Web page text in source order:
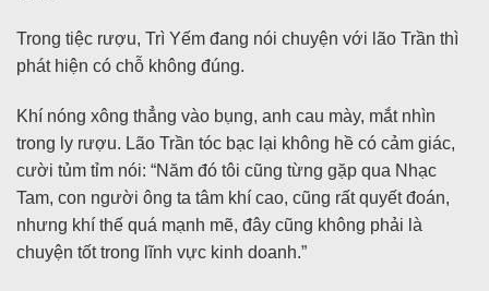
Trong tiệc rượu, Trì Yếm đang nói chuyện với lão Trần thì
phát hiện có chỗ không đúng.
Khí nóng xông thẳng vào bụng, anh cau mày, mắt nhìn
trong ly rượu. Lão Trần tóc bạc lại không hề có cảm giác,
cười tủm tỉm nói: “Năm đó tôi cũng từng gặp qua Nhạc
Tam, con người ông ta tâm khí cao, cũng rất quyết đoán,
nhưng khí thế quá mạnh mẽ, đây cũng không phải là
chuyện tốt trong lĩnh vực kinh doanh.”